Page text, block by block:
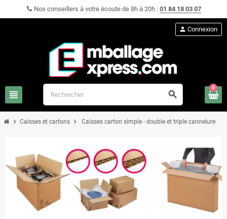
Nos conseillers à votre écoute de 8h à 20h : 01 84 18 03 07
view_headline search
person Connexion
0
chevron_right Caisses et cartons chevron_right Caisses carton simple - double et triple cannelure